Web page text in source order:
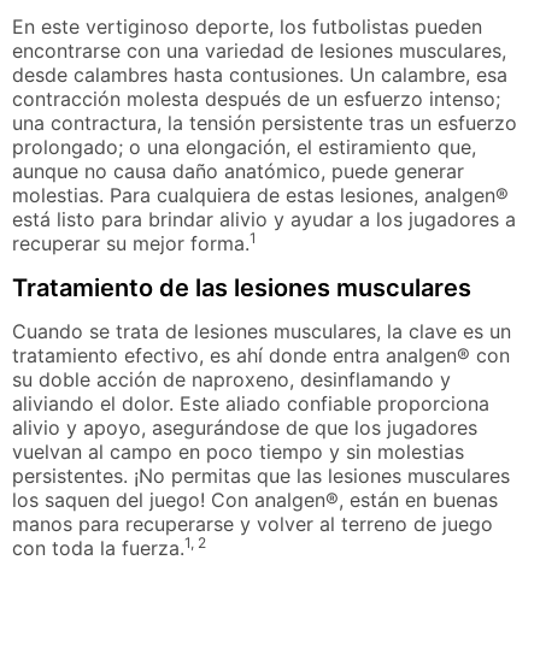
En este vertiginoso deporte, los futbolistas pueden
encontrarse con una variedad de lesiones musculares,
desde calambres hasta contusiones. Un calambre, esa
contracción molesta después de un esfuerzo intenso;
una contractura, la tensión persistente tras un esfuerzo
prolongado; o una elongación, el estiramiento que,
aunque no causa daño anatómico, puede generar
molestias. Para cualquiera de estas lesiones, analgen®
está listo para brindar alivio y ayudar a los jugadores a
recuperar su mejor forma.1
Tratamiento de las lesiones musculares
Cuando se trata de lesiones musculares, la clave es un
tratamiento efectivo, es ahí donde entra analgen® con
su doble acción de naproxeno, desinflamando y
aliviando el dolor. Este aliado confiable proporciona
alivio y apoyo, asegurándose de que los jugadores
vuelvan al campo en poco tiempo y sin molestias
persistentes. ¡No permitas que las lesiones musculares
los saquen del juego! Con analgen®, están en buenas
manos para recuperarse y volver al terreno de juego
con toda la fuerza.1, 2